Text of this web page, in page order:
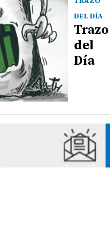
DEL DÍA
Trazo
del
Día